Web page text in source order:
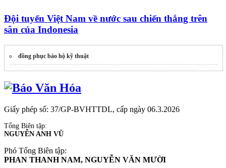
Đội tuyển Việt Nam về nước sau chiến thắng trên
sân của Indonesia
đồng phục bảo hộ kỹ thuật
Giấy phép số: 37/GP-BVHTTDL, cấp ngày 06.3.2026
Tổng Biên tập:
NGUYỄN ANH VŨ
Phó Tổng Biên tập:
PHAN THANH NAM, NGUYỄN VĂN MƯỜI